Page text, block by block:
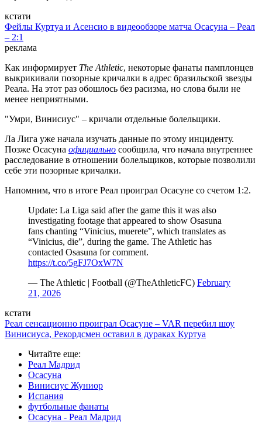
кстати
Фейлы Куртуа и Асенсио в видеообзоре матча Осасуна – Реал
– 2:1
реклама
Как информирует The Athletic, некоторые фанаты памплонцев
выкрикивали позорные кричалки в адрес бразильской звезды
Реала. На этот раз обошлось без расизма, но слова были не
менее неприятными.
"Умри, Винисиус" – кричали отдельные болельщики.
Ла Лига уже начала изучать данные по этому инциденту.
Позже Осасуна официально сообщила, что начала внутреннее
расследование в отношении болельщиков, которые позволили
себе эти позорные кричалки.
Напомним, что в итоге Реал проиграл Осасуне со счетом 1:2.
Update: La Liga said after the game this it was also
investigating footage that appeared to show Osasuna
fans chanting “Vinicius, muerete”, which translates as
“Vinicius, die”, during the game. The Athletic has
contacted Osasuna for comment.
https://t.co/5gFJ7OxW7N
— The Athletic | Football (@TheAthleticFC) February
21, 2026
кстати
Реал сенсационно проиграл Осасуне – VAR перебил шоу
Винисиуса, Рекордсмен оставил в дураках Куртуа
Читайте еще:
Реал Мадрид
Осасуна
Винисиус Жуниор
Испания
футбольные фанаты
Осасуна - Реал Мадрид